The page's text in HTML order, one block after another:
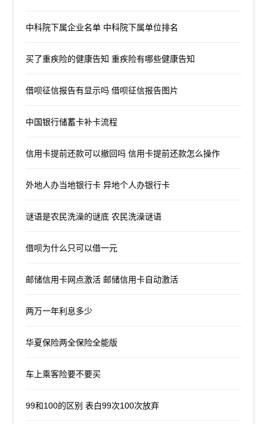
中科院下属企业名单 中科院下属单位排名
买了重疾险的健康告知 重疾险有哪些健康告知
借呗征信报告有显示吗 借呗征信报告图片
中国银行储蓄卡补卡流程
信用卡提前还款可以撤回吗 信用卡提前还款怎么操作
外地人办当地银行卡 异地个人办银行卡
谜语是农民洗澡的谜底 农民洗澡谜语
借呗为什么只可以借一元
邮储信用卡网点激活 邮储信用卡自动激活
两万一年利息多少
华夏保险两全保险全能版
车上乘客险要不要买
99和100的区别 表白99次100次放弃